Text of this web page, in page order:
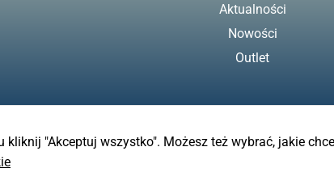
Aktualności
Nowości
Outlet
"Akceptuj wszystko". Możesz też wybrać, jakie